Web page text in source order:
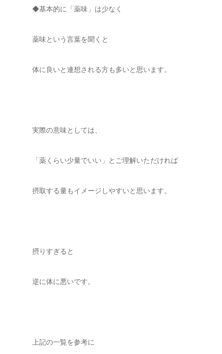
◆基本的に「薬味」は少なく
薬味という言葉を聞くと
体に良いと連想される方も多いと思います。
実際の意味としては、
「薬くらい少量でいい」とご理解いただければ
摂取する量もイメージしやすいと思います。
摂りすぎると
逆に体に悪いです。
上記の一覧を参考に